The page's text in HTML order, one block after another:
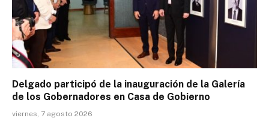
Delgado participó de la inauguración de la Galería
de los Gobernadores en Casa de Gobierno
viernes, 7 agosto 2026